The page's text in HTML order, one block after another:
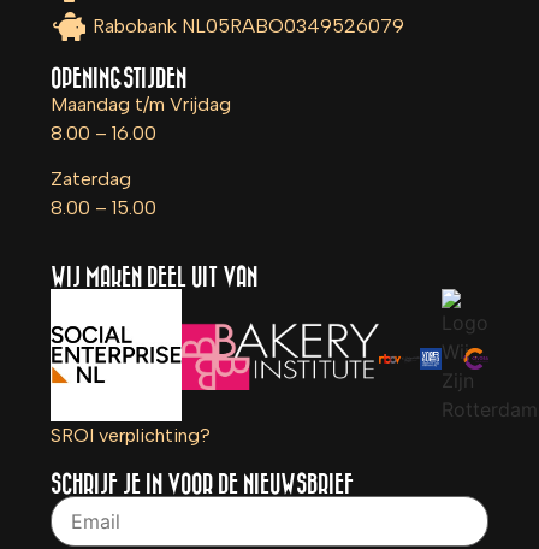
Rabobank NL05RABO0349526079
OPENINGSTIJDEN
Maandag t/m Vrijdag
8.00 – 16.00
Zaterdag
8.00 – 15.00
WIJ MAKEN DEEL UIT VAN
SROI verplichting?
SCHRIJF JE IN VOOR DE NIEUWSBRIEF